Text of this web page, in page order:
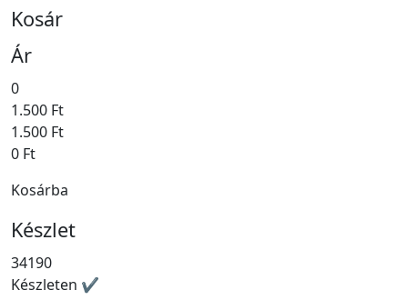
Kosár
Ár
0
1.500 Ft
1.500 Ft
0 Ft
Kosárba
Készlet
34190
Készleten ✔